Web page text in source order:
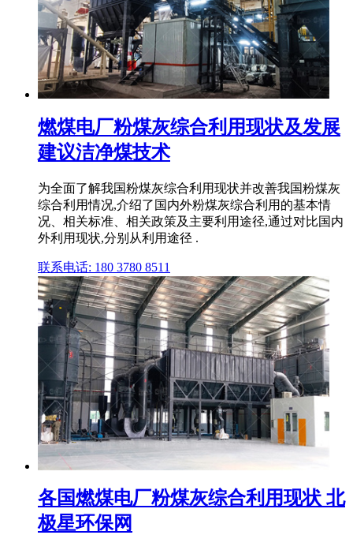
燃煤电厂粉煤灰综合利用现状及发展
建议洁净煤技术
为全面了解我国粉煤灰综合利用现状并改善我国粉煤灰
综合利用情况,介绍了国内外粉煤灰综合利用的基本情
况、相关标准、相关政策及主要利用途径,通过对比国内
外利用现状,分别从利用途径 .
联系电话: 180 3780 8511
各国燃煤电厂粉煤灰综合利用现状 北
极星环保网